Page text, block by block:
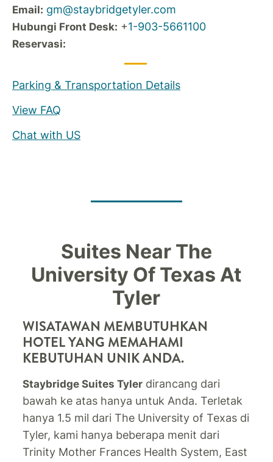
Email: gm@staybridgetyler.com
Hubungi Front Desk: +1-903-5661100
Reservasi:
Parking & Transportation Details
View FAQ
Chat with US
Suites Near The
University Of Texas At
Tyler
WISATAWAN MEMBUTUHKAN
HOTEL YANG MEMAHAMI
KEBUTUHAN UNIK ANDA.
Staybridge Suites Tyler dirancang dari
bawah ke atas hanya untuk Anda. Terletak
hanya 1.5 mil dari The University of Texas di
Tyler, kami hanya beberapa menit dari
Trinity Mother Frances Health System, East